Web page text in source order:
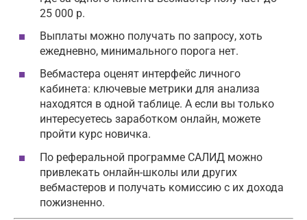
25 000 р.
Выплаты можно получать по запросу, хоть
ежедневно, минимального порога нет.
Вебмастера оценят интерфейс личного
кабинета: ключевые метрики для анализа
находятся в одной таблице. А если вы только
интересуетесь заработком онлайн, можете
пройти курс новичка.
По реферальной программе САЛИД можно
привлекать онлайн-школы или других
вебмастеров и получать комиссию с их дохода
пожизненно.